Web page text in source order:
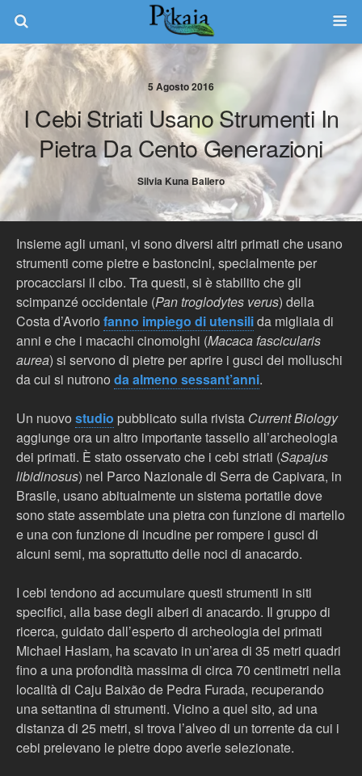
5 Agosto 2016
I Cebi Striati Usano Strumenti In
Pietra Da Cento Generazioni
Silvia Kuna Ballero
Insieme agli umani, vi sono diversi altri primati che usano
strumenti come pietre e bastoncini, specialmente per
procacciarsi il cibo. Tra questi, si è stabilito che gli
scimpanzé occidentale (Pan troglodytes verus) della
Costa d’Avorio fanno impiego di utensilida migliaia di
anni e che i macachi cinomolghi (Macaca fascicularis
aurea) si servono di pietre per aprire i gusci dei molluschi
da cui si nutrono da almeno sessant’anni.
Un nuovo studio pubblicato sulla rivista Current Biology
aggiunge ora un altro importante tassello all’archeologia
dei primati. È stato osservato che i cebi striati (Sapajus
libidinosus) nel Parco Nazionale di Serra de Capivara, in
Brasile, usano abitualmente un sistema portatile dove
sono state assemblate una pietra con funzione di martello
e una con funzione di incudine per rompere i gusci di
alcuni semi, ma soprattutto delle noci di anacardo.
I cebi tendono ad accumulare questi strumenti in siti
specifici, alla base degli alberi di anacardo. Il gruppo di
ricerca, guidato dall’esperto di archeologia dei primati
Michael Haslam, ha scavato in un’area di 35 metri quadri
fino a una profondità massima di circa 70 centimetri nella
località di Caju Baixão de Pedra Furada, recuperando
una settantina di strumenti. Vicino a quel sito, ad una
distanza di 25 metri, si trova l’alveo di un torrente da cui i
cebi prelevano le pietre dopo averle selezionate.